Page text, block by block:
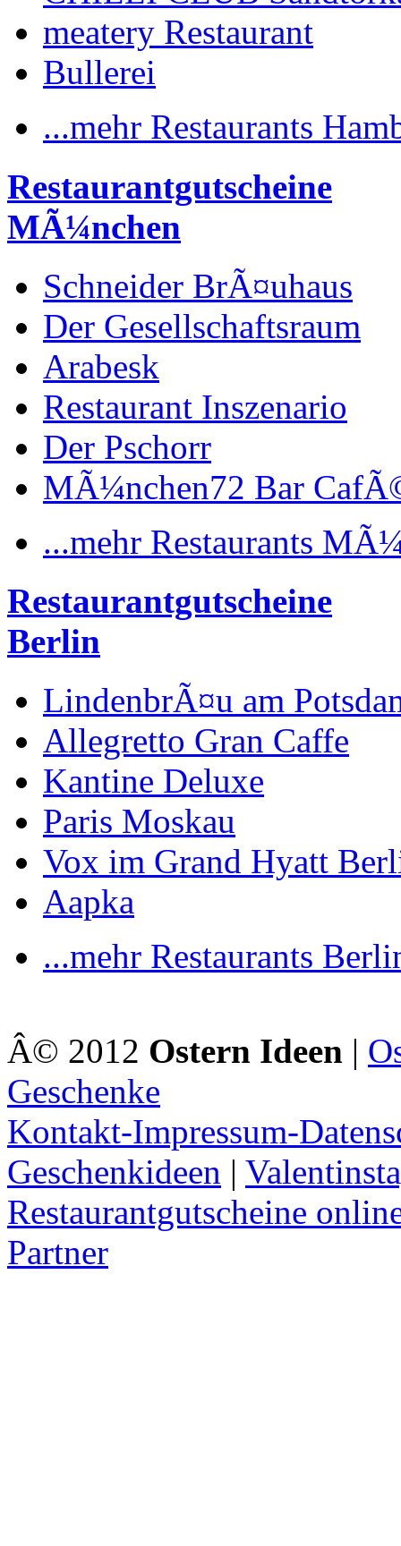
meatery Restaurant
Bullerei
...mehr Restaurants
Restaurantgutscheine
MÃ¼nchen
Schneider BrÃ¤uhaus
Der Gesellschaftsraum
Arabesk
Restaurant Inszenario
Der Pschorr
MÃ¼nchen72 Bar
...mehr Restaurants
Restaurantgutscheine
Berlin
LindenbrÃ¤u am
Allegretto Gran Caffe
Kantine Deluxe
Paris Moskau
Vox im Grand Hyatt
Aapka
...mehr Restaurants
Â© 2012 Ostern Ideen |
Geschenke
Kontakt-Impressum-
Geschenkideen |
Restaurantgutscheine
Partner